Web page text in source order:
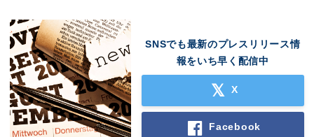
SNSでも最新のプレスリリース情
報をいち早く配信中
X
Facebook